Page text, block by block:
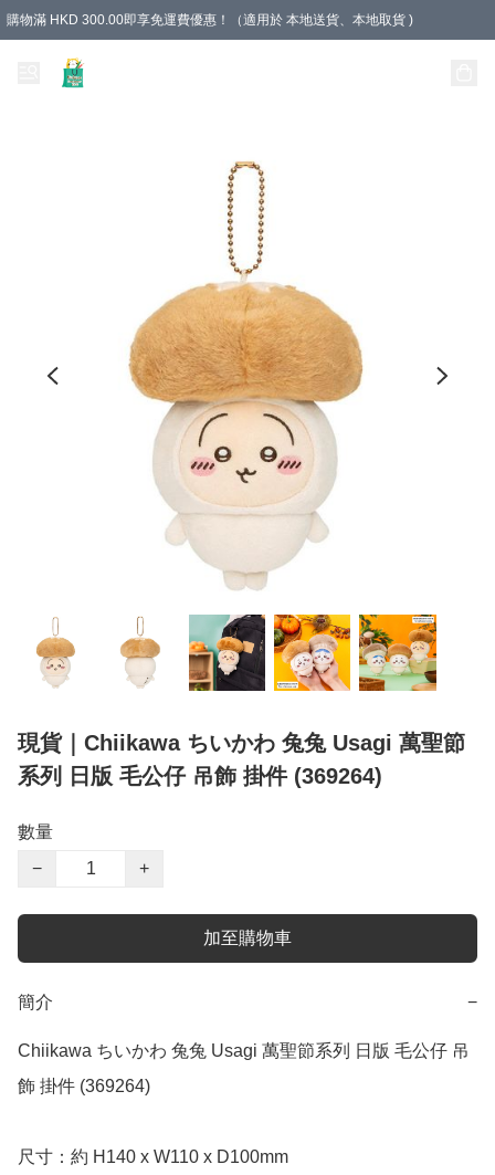
購物滿 HKD 300.00即享免運費優惠！（適用於 本地送貨、本地取貨 )
現貨｜Chiikawa ちいかわ 兔兔 Usagi 萬聖節
系列 日版 毛公仔 吊飾 掛件 (369264)
數量
−
+
加至購物車
簡介 −
Chiikawa ちいかわ 兔兔 Usagi 萬聖節系列 日版 毛公仔 吊
飾 掛件 (369264)
尺寸：約 H140 x W110 x D100mm